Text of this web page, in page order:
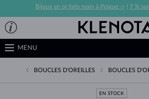
Bijoux en or faits main à Prague -> 7 %
MENU
BOUCLES D'OREILLES BOUCLES
EN STOCK